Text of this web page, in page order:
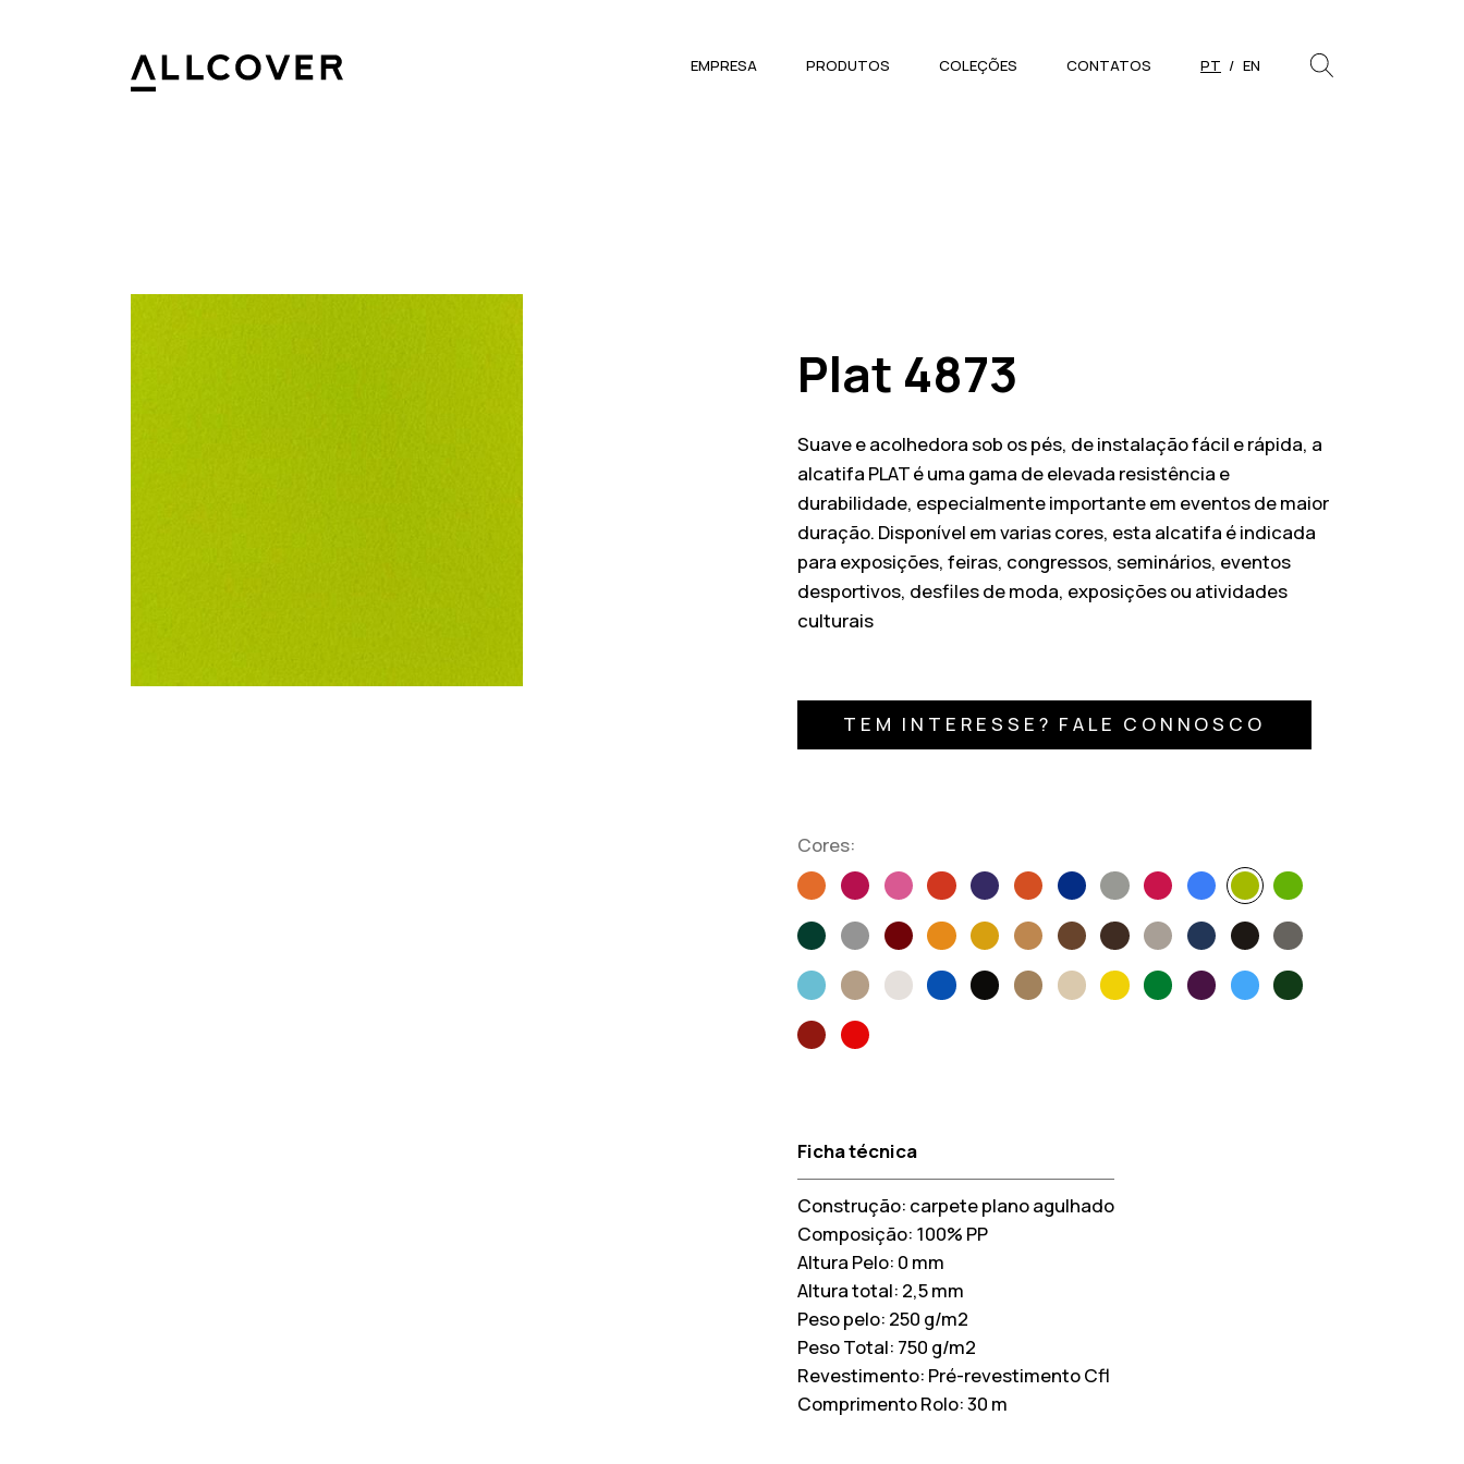
EMPRESA PRODUTOS COLEÇÕES CONTATOS PT
EN
Plat 4873
Suave e acolhedora sob os pés, de instalação fácil e rápida, a
alcatifa PLAT é uma gama de elevada resistência e
durabilidade, especialmente importante em eventos de maior
duração. Disponível em varias cores, esta alcatifa é indicada
para exposições, feiras, congressos, seminários, eventos
desportivos, desfiles de moda, exposições ou atividades
culturais
TEM INTERESSE? FALE CONNOSCO
Cores:
Ficha técnica
Construção: carpete plano agulhado
Composição: 100% PP
Altura Pelo: 0 mm
Altura total: 2,5 mm
Peso pelo: 250 g/m2
Peso Total: 750 g/m2
Revestimento: Pré-revestimento Cfl
Comprimento Rolo:30 m